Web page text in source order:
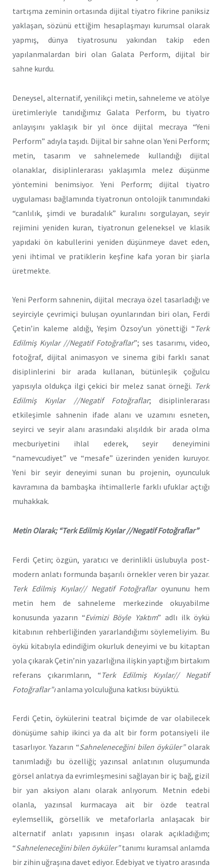
tartışma zeminin ortasında dijital tiyatro fikrine paniksiz
yaklaşan, sözünü ettiğim hesaplaşmayı kurumsal olarak
yapmış, dünya tiyatrosunu yakından takip eden
yapılanmalardan biri olan Galata Perform, dijital bir
sahne kurdu.
Deneysel, alternatif, yenilikçi metin, sahneleme ve atölye
üretimleriyle tanıdığımız Galata Perform, bu tiyatro
anlayışını yaklaşık bir yıl önce dijital mecraya “Yeni
Perform” adıyla taşıdı. Dijital bir sahne olan Yeni Perform;
metin, tasarım ve sahnelemede kullandığı dijital
olanaklar, disiplinlerarası yaklaşımla melez düşünme
yöntemini benimsiyor. Yeni Perform; dijital tiyatro
uygulaması bağlamında tiyatronun ontolojik tanımındaki
“canlılık, şimdi ve buradalık” kuralını sorgulayan, seyir
rejimini yeniden kuran, tiyatronun geleneksel ve klasik
yapıdaki ön kabullerini yeniden düşünmeye davet eden,
yeni ihtimal ve pratiklerin keşfine kafa yoran bir şiarla
üretmekte.
Yeni Perform sahnenin, dijital mecraya özel tasarladığı ve
seyirciyle çevrimiçi buluşan oyunlarından biri olan, Ferdi
Çetin’in kaleme aldığı, Yeşim Özsoy’un yönettiği “ Terk
Edilmiş Kıyılar //Negatif Fotoğraflar”; ses tasarımı, video,
fotoğraf, dijital animasyon ve sinema gibi farklı sanat
disiplinlerini bir arada kullanan, bütünleşik çoğulcu
yapısıyla oldukça ilgi çekici bir melez sanat örneği. Terk
Edilmiş Kıyılar //Negatif Fotoğraflar; disiplinlerarası
etkileşimle sahnenin ifade alanı ve uzamını esneten,
seyirci ve seyir alanı arasındaki alışıldık bir arada olma
mecburiyetini ihlal ederek, seyir deneyimini
“namevcudiyet” ve “mesafe” üzerinden yeniden kuruyor.
Yeni bir seyir deneyimi sunan bu projenin, oyunculuk
kavramına da bambaşka ihtimallerle farklı ufuklar açtığı
muhakkak.
Metin Olarak; “Terk Edilmiş Kıyılar //Negatif Fotoğraflar”
Ferdi Çetin; özgün, yaratıcı ve derinlikli üslubuyla post-
modern anlatı formunda başarılı örnekler veren bir yazar.
Terk Edilmiş Kıyılar// Negatif Fotoğraflaroyununu hem
metin hem de sahneleme merkezinde okuyabilme
konusunda yazarın “Evimizi Böyle Yaktım” adlı ilk öykü
kitabının rehberliğinden yararlandığımı söylemeliyim. Bu
öykü kitabıyla edindiğim okurluk deneyimi ve bu kitaptan
yola çıkarak Çetin’nin yazarlığına ilişkin yaptığım birtakım
referans çıkarımların, “ Terk Edilmiş Kıyılar// Negatif
Fotoğraflar”ıanlama yolculuğuna katkısı büyüktü.
Ferdi Çetin, öykülerini teatral biçimde de var olabilecek
dönüşüme sahip ikinci ya da alt bir form potansiyeli ile
tasarlıyor. Yazarın “Sahneleneceğini bilen öyküler”olarak
tanımladığı bu özelliği; yazınsal anlatının oluşumunda
görsel anlatıya da evrimleşmesini sağlayan bir iç bağ, gizil
bir yan aksiyon alanı olarak anlıyorum. Metnin edebi
olanla, yazınsal kurmacaya ait bir özde teatral
eylemsellik, görsellik ve metaforlarla anlaşacak bir
alternatif anlatı yapısının inşası olarak açıkladığım;
“Sahneleneceğini bilen öyküler”tanımı kuramsal anlamda
bir zihin uğraşına davet ediyor. Edebiyat ve tiyatro arasında